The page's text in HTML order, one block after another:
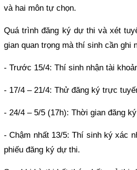
và hai môn tự chọn.
Quá trình đăng ký dự thi và xét
gian quan trọng mà thí sinh cần ghi
- Trước 15/4: Thí sinh nhận tài
- 17/4 – 21/4: Thử đăng ký trực
- 24/4 – 5/5 (17h): Thời gian đăng
- Chậm nhất 13/5: Thí sinh ký xác
phiếu đăng ký dự thi.